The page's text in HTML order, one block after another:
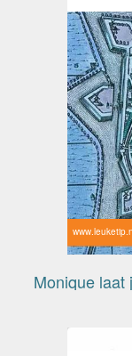
Monique laat